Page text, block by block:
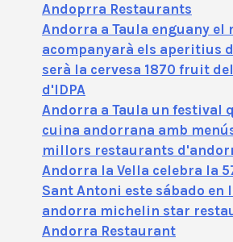
Andoprra Restaurants
Andorra a Taula enguany el
acompanyarà els aperitius
serà la cervesa 1870 fruit
d'IDPA
Andorra a Taula un festival
cuina andorrana amb
millors restaurants
Andorra la Vella celebra la
Sant Antoni este sábado en
andorra michelin star
Andorra Restaurant